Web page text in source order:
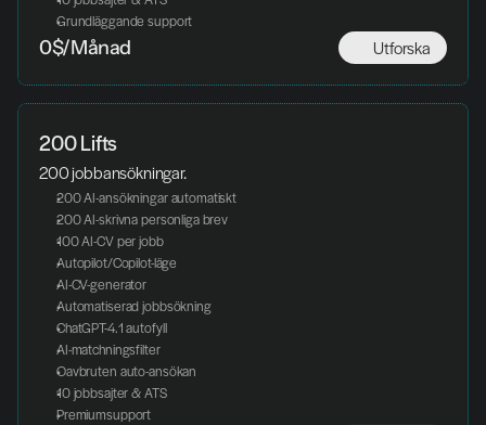
Grundläggande support
Utforska
0$/Månad
200 Lifts
200 jobbansökningar.
200 AI-ansökningar automatiskt
200 AI-skrivna personliga brev
100 AI-CV per jobb
Autopilot/Copilot-läge
AI-CV-generator
Automatiserad jobbsökning
ChatGPT-4.1 autofyll
AI-matchningsfilter
Oavbruten auto-ansökan
10 jobbsajter & ATS
Premiumsupport